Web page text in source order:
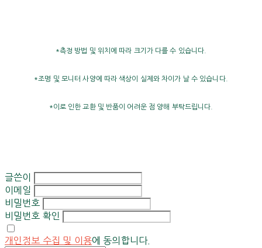
*측정 방법 및 위치에 따라 크기가 다를 수 있습니다.
*조명 및 모니터 사양에 따라 색상이 실제와 차이가 날 수 있습니다.
*이로 인한 교환 및 반품이 어려운 점 양해 부탁드립니다.
글쓴이
이메일
비밀번호
비밀번호 확인
개인정보 수집 및 이용에 동의합니다.